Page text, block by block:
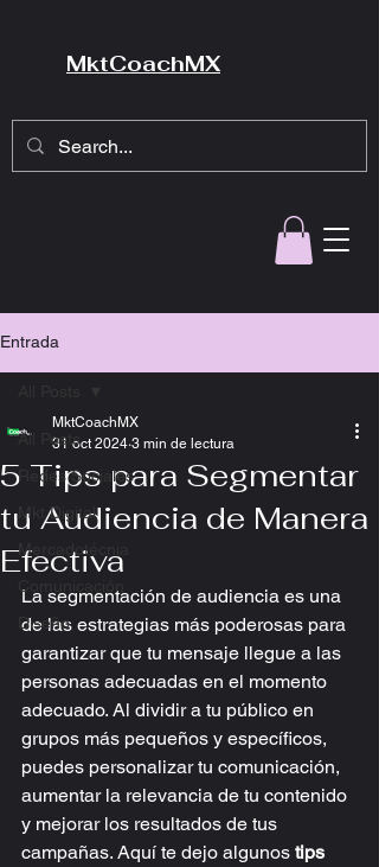
MktCoachMX
Entrada
All Posts
Redes Sociales
Mkt Digital
Mercadotécnia
Comunicación
Diseño
5 Tips para Segmentar
tu Audiencia de Manera
Efectiva
MktCoachMX
31 oct 2024 3 min de lectura
La segmentación de audiencia es una
de las estrategias más poderosas para
garantizar que tu mensaje llegue a las
personas adecuadas en el momento
adecuado. Al dividir a tu público en
grupos más pequeños y específicos,
puedes personalizar tu comunicación,
aumentar la relevancia de tu contenido
y mejorar los resultados de tus
campañas. Aquí te dejo algunos tips